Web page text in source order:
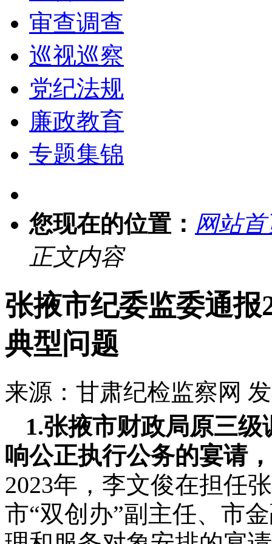
审查调查
巡视巡察
党纪法规
廉政教育
专题集锦
您现在的位置： 网站首
正文内容
张掖市纪委监委通
典型问题
来源：甘肃纪检监察网
1.张掖市财政局原三
响公正执行公务的宴请
2023年，李文俊在担任
市“双创办”副主任、市